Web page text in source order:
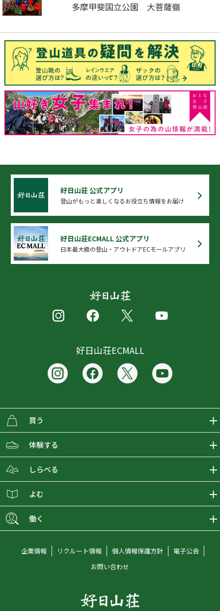
多摩甲斐国立公園 大菩薩嶺
好日山荘 公式アプリ
登山がもっと楽しくなるお役立ち情報をお届け
好日山荘ECMALL 公式アプリ
日本最大級の登山・アウトドアECモールアプリ
好日山荘ECMALL
買う
ECMALLの商品をさがす
取り扱いブランド一覧
ショップブログ
会員募集
体験する
おとな女子登山部
グラビティリサーチ
しらべる
登山レポート
オンラインコンシェルジュ
よむ
働く
アルバイト採用情報
企業情報 リクルート情報 個人情報保護方針
電子公告
お問い合わせ